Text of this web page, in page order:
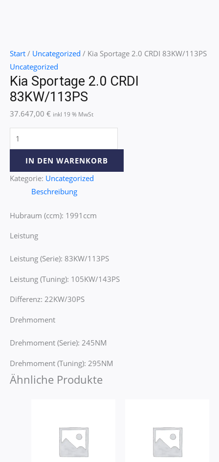
Start / Uncategorized / Kia Sportage 2.0 CRDI 83KW/113PS
Uncategorized
Kia Sportage 2.0 CRDI
83KW/113PS
37.647,00 € inkl 19 % MwSt
IN DEN WARENKORB
Kategorie: Uncategorized
Beschreibung
Hubraum (ccm): 1991ccm
Leistung
Leistung (Serie): 83KW/113PS
Leistung (Tuning): 105KW/143PS
Differenz: 22KW/30PS
Drehmoment
Drehmoment (Serie): 245NM
Drehmoment (Tuning): 295NM
Ähnliche Produkte